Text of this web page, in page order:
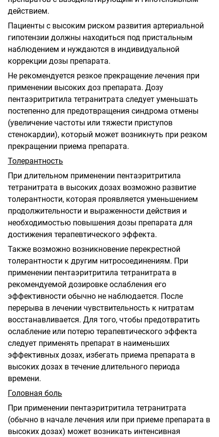
действием.
Пациенты с высоким риском развития артериальной
гипотензии должны находиться под пристальным
наблюдением и нуждаются в индивидуальной
коррекции дозы препарата.
Не рекомендуется резкое прекращение лечения при
применении высоких доз препарата. Дозу
пентаэритритила тетранитрата следует уменьшать
постепенно для предотвращения синдрома отмены
(увеличение частоты или тяжести приступов
стенокардии), который может возникнуть при резком
прекращении приема препарата.
Толерантность
При длительном применении пентаэритритила
тетранитрата в высоких дозах возможно развитие
толерантности, которая проявляется уменьшением
продолжительности и выраженности действия и
необходимостью повышения дозы препарата для
достижения терапевтического эффекта.
Также возможно возникновение перекрестной
толерантности к другим нитросоединениям. При
применении пентаэритритила тетранитрата в
рекомендуемой дозировке ослабления его
эффективности обычно не наблюдается. После
перерыва в лечении чувствительность к нитратам
восстанавливается. Для того, чтобы предотвратить
ослабление или потерю терапевтического эффекта
следует применять препарат в наименьших
эффективных дозах, избегать приема препарата в
высоких дозах в течение длительного периода
времени.
Головная боль
При применении пентаэритритила тетранитрата
(обычно в начале лечения или при приеме препарата в
высоких дозах) может возникать интенсивная